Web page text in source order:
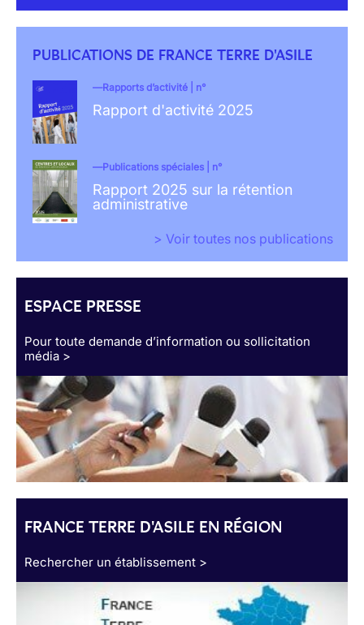
PUBLICATIONS DE FRANCE TERRE D'ASILE
Rapports d’activité | n°
Rapport d'activité 2025
Publications spéciales | n°
Rapport 2025 sur la rétention
administrative
> Voir toutes nos publications
ESPACE PRESSE
Pour toute demande d’information ou sollicitation
média >
FRANCE TERRE D'ASILE EN RÉGION
Rechercher un établissement >